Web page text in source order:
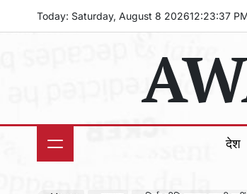
Today: Saturday, August 8 202612:23:38
देश